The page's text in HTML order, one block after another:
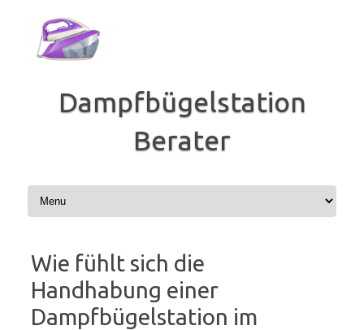
springen
Dampfbügelstation
Berater
Wie fühlt sich die
Handhabung einer
Dampfbügelstation im